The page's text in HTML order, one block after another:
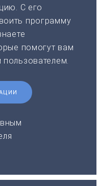
С его
программу
помогут вам